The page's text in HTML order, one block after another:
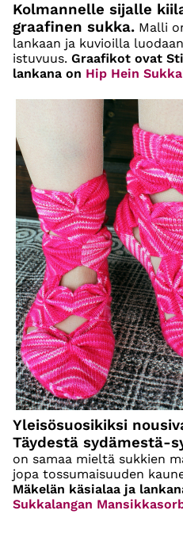
Kolmannelle sijalle
graafinen sukka. Malli
lankaan ja kuvioilla
istuvuus. Graafikot ovat
lankana on Hip Hein
Yleisösuosikiksi
Täydestä sydämestä-
on samaa mieltä sukkien
jopa tossumaisuuden
Mäkelän käsialaa ja
Sukkalangan